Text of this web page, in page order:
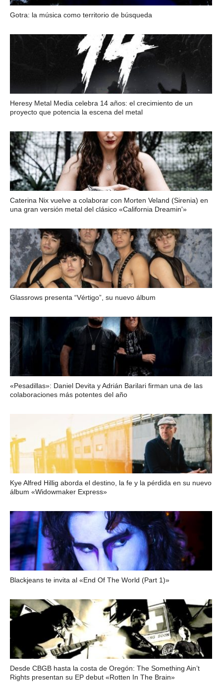
Gotra: la música como territorio de búsqueda
Heresy Metal Media celebra 14 años: el crecimiento de un
proyecto que potencia la escena del metal
Caterina Nix vuelve a colaborar con Morten Veland (Sirenia) en
una gran versión metal del clásico «California Dreamin'»
Glassrows presenta “Vértigo”, su nuevo álbum
«Pesadillas»: Daniel Devita y Adrián Barilari firman una de las
colaboraciones más potentes del año
Kye Alfred Hillig aborda el destino, la fe y la pérdida en su nuevo
álbum «Widowmaker Express»
Blackjeans te invita al «End Of The World (Part 1)»
Desde CBGB hasta la costa de Oregón: The Something Ain’t
Rights presentan su EP debut «Rotten In The Brain»